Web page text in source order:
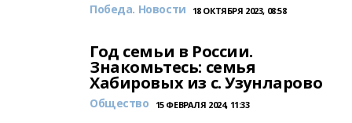
Победа. Новости 18 ОКТЯБРЯ 2023, 08:58
Год семьи в России.
Знакомьтесь: семья
Хабировых из с. Узунларово
Общество 15 ФЕВРАЛЯ 2024, 11:33